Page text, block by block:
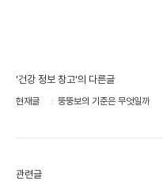
'건강 정보 창고'의 다른글
현재글 뚱뚱보의 기준은 무엇일까
관련글